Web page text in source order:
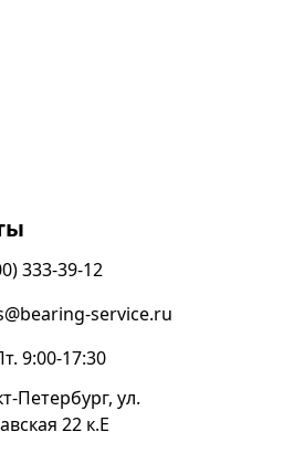
333-39-12
service.ru
Петербург, ул.
22 к.Е
9:00-17:30